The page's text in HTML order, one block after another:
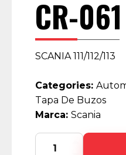
CR-061
SCANIA 111/112/113
Categories:
Tapa De Buzos
Marca: Scania